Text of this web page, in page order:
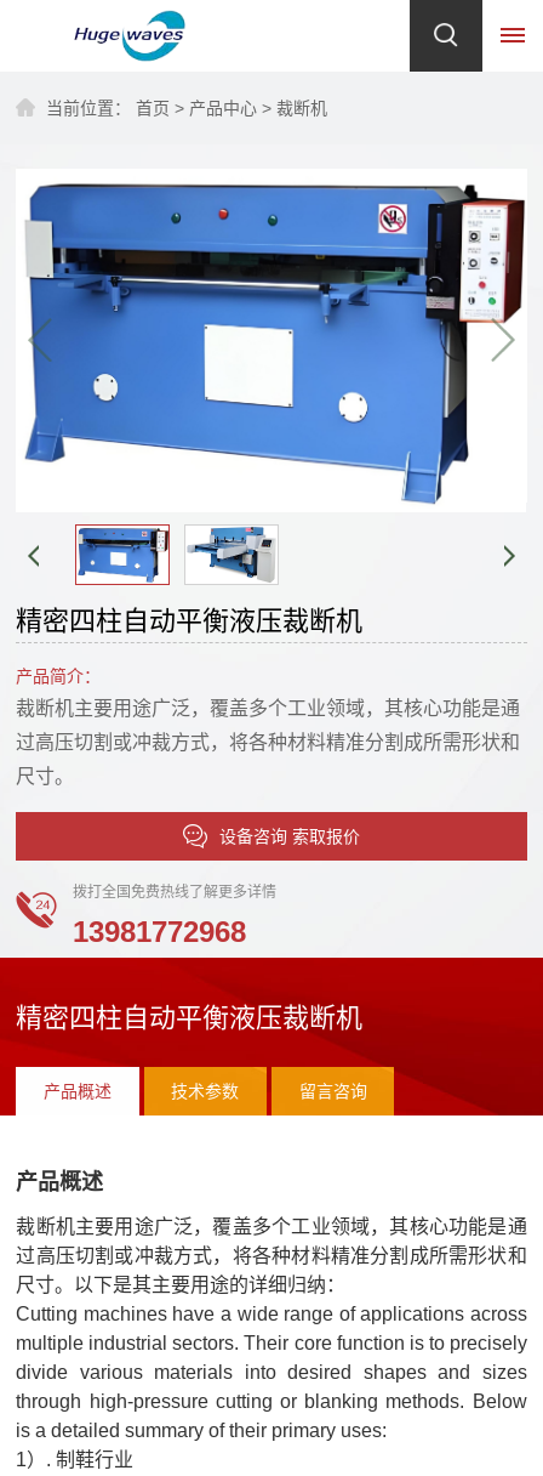
页
关
于
业
介
企
管
企
业
司
资
人
伙
伴
复
材
料
品
智
能
化
生
线
远
红
热
风
烘
新
闻
中
行
闻
司
闻
系
我
们
系
我
才
招
当前位置：首页 > 产品中心 >裁断机
精密四柱自动平衡液压裁断机
产品简介：
裁断机主要用途广泛，覆盖多个工业领域，其核心功能是通
过高压切割或冲裁方式，将各种材料精准分割成所需形状和
尺寸。
设备咨询 索取报价
拨打全国免费热线了解更多详情
13981772968
精密四柱自动平衡液压裁断机
产品概述 技术参数 留言咨询
产品概述
裁断机主要用途广泛，覆盖多个工业领域，其核心功能是通
过高压切割或冲裁方式，将各种材料精准分割成所需形状和
尺寸。以下是其主要用途的详细归纳：
Cutting machines have a wide range of applications across
multiple industrial sectors. Their core function is to precisely
divide various materials into desired shapes and sizes
through high-pressure cutting or blanking methods. Below
is a detailed summary of their primary uses:
1）. 制鞋行业